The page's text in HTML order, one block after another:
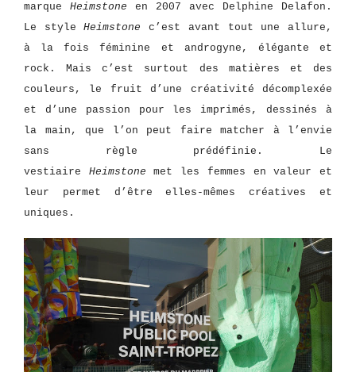
marque Heimstone en 2007 avec Delphine Delafon.
Le styleHeimstone c’est avant tout une allure,
à la fois féminine et androgyne, élégante et
rock. Mais c’est surtout des matières et des
couleurs, le fruit d’une créativité décomplexée
et d’une passion pour les imprimés, dessinés à
la main, que l’on peut faire matcher à l’envie
sans règle prédéfinie. Le
vestiaire Heimstone met les femmes en valeur et
leur permet d’être elles-mêmes créatives et
uniques.